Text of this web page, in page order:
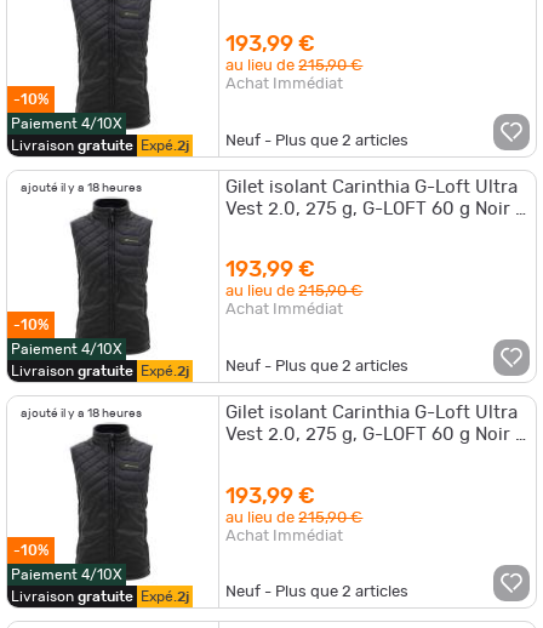
-10%
Paiement 4/10X
Livraison gratuite Expé. 2j
193,99 €
au lieu de215,90 €
Achat Immédiat
Neuf - Plus que2 articles
ajouté il y a 18 heures
-10%
Paiement 4/10X
Livraison gratuite Expé. 2j
Gilet isolant Carinthia G-Loft Ultra
Vest 2.0, 275 g, G-LOFT 60 g Noir -
193,99 €
au lieu de215,90 €
Achat Immédiat
Neuf - Plus que2 articles
ajouté il y a 18 heures
-10%
Paiement 4/10X
Livraison gratuite Expé.2j
Gilet isolant Carinthia G-Loft Ultra
Vest 2.0, 275 g, G-LOFT 60 g Noir -
193,99 €
au lieu de215,90 €
Achat Immédiat
Neuf - Plus que2 articles